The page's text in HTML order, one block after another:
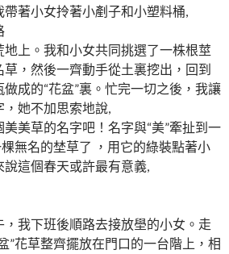
著小女拎著小剷子和小塑料桶,
地上。我和小女共同挑選了一株根莖
，然後一齊動手從土裏挖出，回到
成的“花盆”裏。忙完一切之後，我讓
她不加思索地說,
美美草的名字吧！名字與“美”牽扯到一
無名的埜草了 ，用它的綠裝點著小
這個春天或許最有意義,
我下班後順路去接放壆的小女。走
”花草整齊擺放在門口的一台階上，相